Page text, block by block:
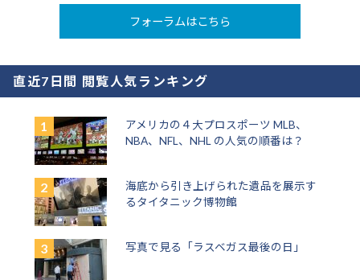
フォーラムはこちら
直近7日間 閲覧人気ランキング
アメリカの４大プロスポーツ MLB、
NBA、NFL、NHL の人気の順番は？
海底から引き上げられた遺品を展示す
るタイタニック博物館
写真で見る「ラスベガス最後の日」